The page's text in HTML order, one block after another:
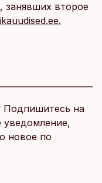
занявших второе
Подпишитесь на
уведомление,
новое по